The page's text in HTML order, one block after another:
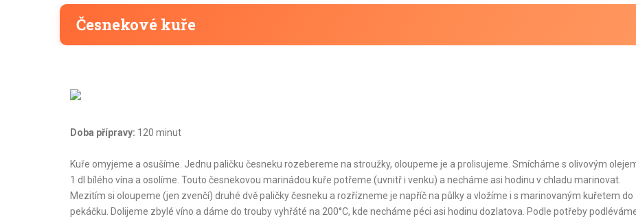
Česnekové kuře
Doba přípravy: 120 minut
Kuře omyjeme a osušíme. Jednu paličku česneku rozebereme na stroužky, oloupeme je a prolisujeme. Smícháme s olivovým
1 dl bílého vína a osolíme. Touto česnekovou marinádou kuře potřeme (uvnitř i venku) a necháme asi hodinu v chladu marinovat.
Mezitím si oloupeme (jen zvenčí) druhé dvě paličky česneku a rozřízneme je napříč na půlky a vložíme i s marinovaným kuřetem do
pekáčku. Dolijeme zbylé víno a dáme do trouby vyhřáté na 200°C, kde necháme péci asi hodinu dozlatova. Podle potřeby